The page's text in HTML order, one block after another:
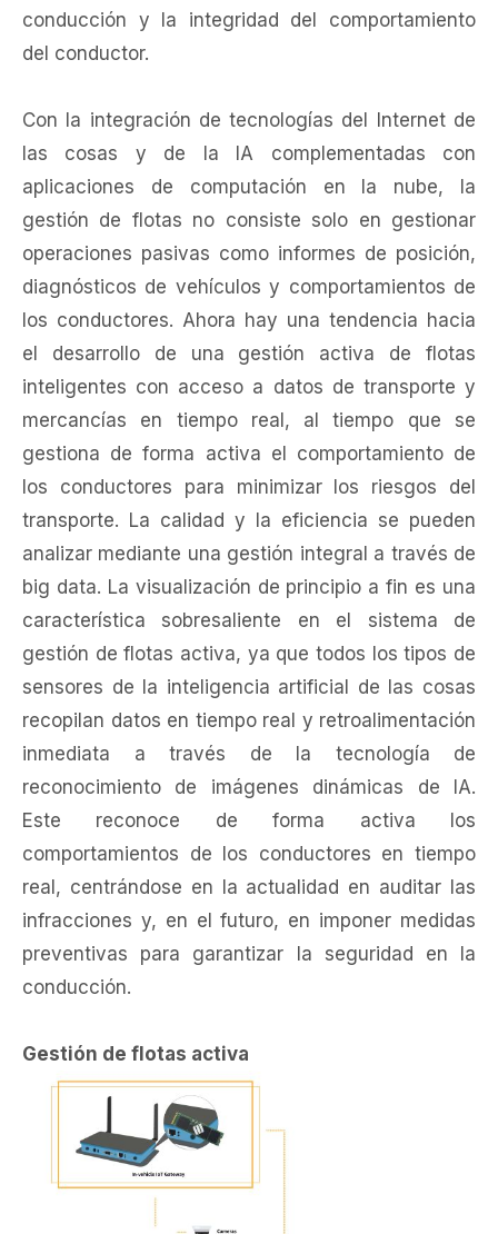
conducción y la integridad del comportamiento
del conductor.
Con la integración de tecnologías del Internet de
las cosas y de la IA complementadas con
aplicaciones de computación en la nube, la
gestión de flotas no consiste solo en gestionar
operaciones pasivas como informes de posición,
diagnósticos de vehículos y comportamientos de
los conductores. Ahora hay una tendencia hacia
el desarrollo de una gestión activa de flotas
inteligentes con acceso a datos de transporte y
mercancías en tiempo real, al tiempo que se
gestiona de forma activa el comportamiento de
los conductores para minimizar los riesgos del
transporte. La calidad y la eficiencia se pueden
analizar mediante una gestión integral a través de
big data. La visualización de principio a fin es una
característica sobresaliente en el sistema de
gestión de flotas activa, ya que todos los tipos de
sensores de la inteligencia artificial de las cosas
recopilan datos en tiempo real y retroalimentación
inmediata a través de la tecnología de
reconocimiento de imágenes dinámicas de IA.
Este reconoce de forma activa los
comportamientos de los conductores en tiempo
real, centrándose en la actualidad en auditar las
infracciones y, en el futuro, en imponer medidas
preventivas para garantizar la seguridad en la
conducción.
Gestión de flotas activa